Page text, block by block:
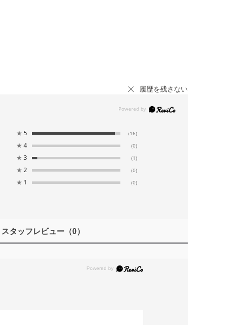
履歴を残さない
★ 5 (16)
★ 4 (0)
★ 3 (1)
★ 2 (0)
★ 1 (0)
スタッフレビュー（0）